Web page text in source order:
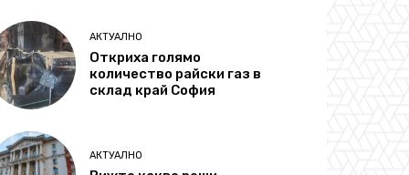
АКТУАЛНО
Откриха голямо
количество райски газ в
склад край София
АКТУАЛНО